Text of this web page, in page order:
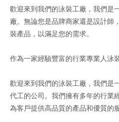
歡迎來到我們的泳裝工廠，我們是
廠。無論您是品牌商家還是設計師
裝產品，以滿足您的需求。
作為一家經驗豐富的行業專業人泳
歡迎來到我們的泳裝工廠，我們是
代工的公司。我們擁有多年的行業
為客戶提供高品質的產品和優質的